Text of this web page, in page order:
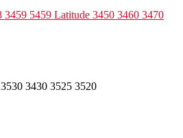
5459 Latitude 3450 3460 3470
3430 3525 3520